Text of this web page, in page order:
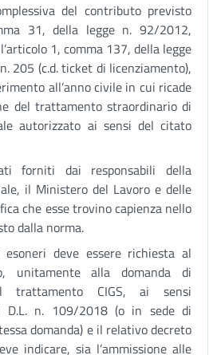
del contributo previsto
31, della legge n. 92/2012,
1, comma 137, della legge
205 (c.d. ticket di licenziamento),
all’anno civile in cui ricade
del trattamento straordinario di
autorizzato ai sensi del citato
forniti dai responsabili della
il Ministero del Lavoro e delle
che esse trovino capienza nello
dalla norma.
esoneri deve essere richiesta al
unitamente alla domanda di
trattamento CIGS, ai sensi
D.L. n. 109/2018 (o in sede di
domanda) e il relativo decreto
indicare, sia l’ammissione alle